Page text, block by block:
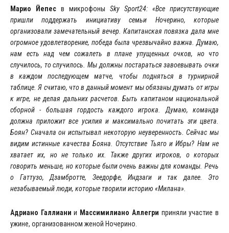
Марио Йепес в микрофоны Sky Sport24: «Все присутствующие
пришли поддержать инициативу семьи Ночерино, которые
организовали замечательный вечер. Капитанская повязка дала мне
огромное удовлетворение, победа была чрезвычайно важна. Думаю,
нам есть над чем сожалеть в плане упущенных очков, но что
случилось, то случилось. Мы должны постараться завоевывать очки
в каждом последующем матче, чтобы подняться в турнирной
таблице. Я считаю, что в данный момент мы обязаны думать от игры
к игре, не делая дальних расчетов. Быть капитаном национальной
сборной - большая гордость каждого игрока. Думаю, команда
должна приложит все усилия и максимально почитать эти цвета.
Боян? Сначала он испытывал некоторую неуверенность. Сейчас мы
видим истинные качества Бояна. Отсутствие Тьяго и Ибры? Нам не
хватает их, но не только их. Также других игроков, о которых
говорить меньше, но которые были очень важны для команды. Речь
о Гаттузо, Дзамбротте, Зеедорфе, Индзаги и так далее. Это
незабываемый люди, которые творили историю «Милана».
Адриано Галлиани и Массимилиано Аллегри приняли участие в
ужине, организованном женой Ночерино.